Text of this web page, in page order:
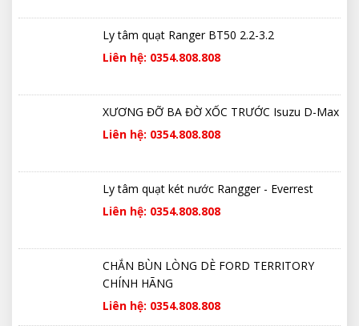
Ly tâm quạt Ranger BT50 2.2-3.2
Liên hệ: 0354.808.808
XƯƠNG ĐỠ BA ĐỜ XỐC TRƯỚC Isuzu D-Max
Liên hệ: 0354.808.808
Ly tâm quạt két nước Rangger - Everrest
Liên hệ: 0354.808.808
CHẮN BÙN LÒNG DÈ FORD TERRITORY
CHÍNH HÃNG
Liên hệ: 0354.808.808